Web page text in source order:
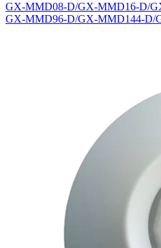
GX-MMD08-D/GX-MMD16-D/
GX-MMD96-D/GX-MMD144-D/